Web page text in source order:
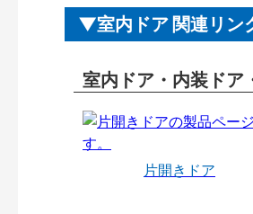
室内ドア 関連リン
室内ドア・内装ドア
片開きドア